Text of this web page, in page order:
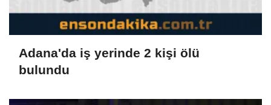
Adana'da iş yerinde 2 kişi ölü
bulundu